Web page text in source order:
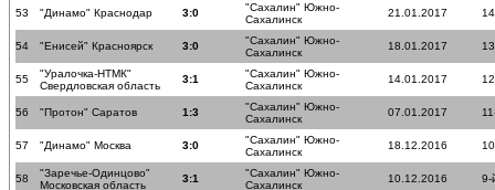
53 "Динамо" Краснодар 3:0
"Сахалин" Южно-
Сахалинск
21.01.2017
54 "Енисей" Красноярск 3:0
"Сахалин" Южно-
Сахалинск
18.01.2017
55
"Уралочка-НТМК"
Свердловская область
3:1
"Сахалин" Южно-
Сахалинск
14.01.2017
56 "Протон" Саратов 1:3
"Сахалин" Южно-
Сахалинск
07.01.2017
57 "Динамо" Москва 3:0
"Сахалин" Южно-
Сахалинск
18.12.2016
58
"Заречье-Одинцово"
Московская область
3:1
"Сахалин" Южно-
Сахалинск
10.12.2016 9-